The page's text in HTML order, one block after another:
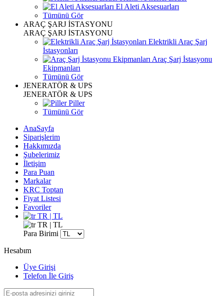
El Aleti Aksesuarları
Tümünü Gör
ARAÇ ŞARJ İSTASYONU
ARAÇ ŞARJ İSTASYONU
Elektrikli Araç Şarj
İstasyonları
Araç Şarj İstasyonu
Ekipmanları
Tümünü Gör
JENERATÖR & UPS
JENERATÖR & UPS
Piller
Tümünü Gör
AnaSayfa
Siparişlerim
Hakkımızda
Şubelerimiz
İletişim
Para Puan
Markalar
KRC Toptan
Fiyat Listesi
Favoriler
TR | TL
TR | TL
Para Birimi
Hesabım
Üye Girişi
Telefon İle Giriş